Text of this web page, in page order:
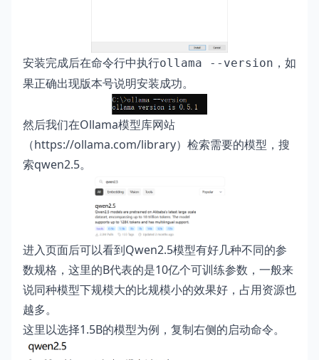
安装完成后在命令行中执行ollama --version ，如
果正确出现版本号说明安装成功。
然后我们在Ollama模型库网站
（https://ollama.com/library）检索需要的模型，搜
索qwen2.5。
进入页面后可以看到Qwen2.5模型有好几种不同的参
数规格，这里的B代表的是10亿个可训练参数，一般来
说同种模型下规模大的比规模小的效果好，占用资源也
越多。
这里以选择1.5B的模型为例，复制右侧的启动命令。